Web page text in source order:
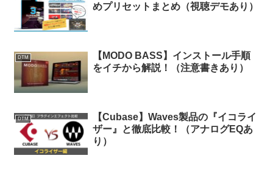
めプリセットまとめ（視聴デモあり）
DTM
【MODO BASS】インストール手順
をイチから解説！（注意書きあり）
DTM
【Cubase】Waves製品の『イコライ
ザー』と徹底比較！（アナログEQあ
り）